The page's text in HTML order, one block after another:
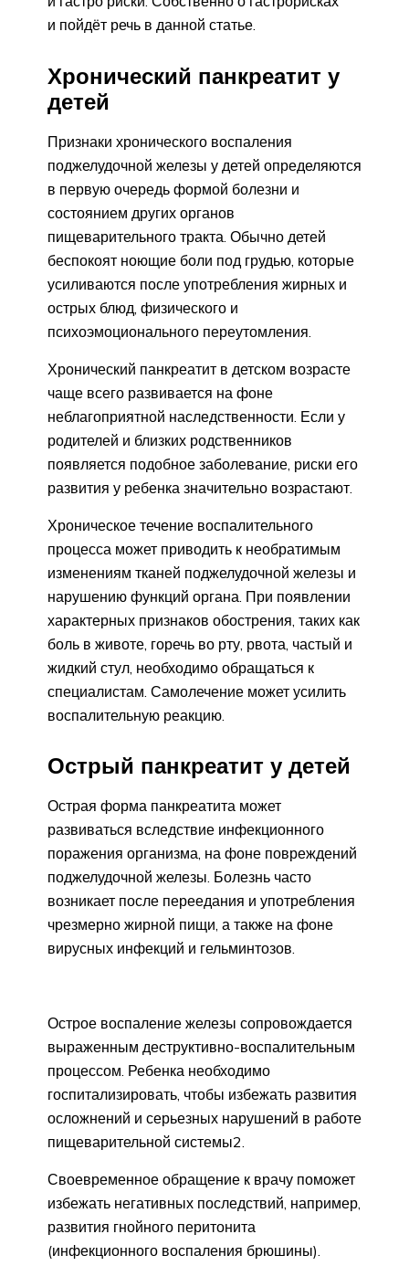
и пойдёт речь в данной статье.
Хронический панкреатит у
детей
Признаки хронического воспаления
поджелудочной железы у детей определяются
в первую очередь формой болезни и
состоянием других органов
пищеварительного тракта. Обычно детей
беспокоят ноющие боли под грудью, которые
усиливаются после употребления жирных и
острых блюд, физического и
психоэмоционального переутомления.
Хронический панкреатит в детском возрасте
чаще всего развивается на фоне
неблагоприятной наследственности. Если у
родителей и близких родственников
появляется подобное заболевание, риски его
развития у ребенка значительно возрастают.
Хроническое течение воспалительного
процесса может приводить к необратимым
изменениям тканей поджелудочной железы и
нарушению функций органа. При появлении
характерных признаков обострения, таких как
боль в животе, горечь во рту, рвота, частый и
жидкий стул, необходимо обращаться к
специалистам. Самолечение может усилить
воспалительную реакцию.
Острый панкреатит у детей
Острая форма панкреатита может
развиваться вследствие инфекционного
поражения организма, на фоне повреждений
поджелудочной железы. Болезнь часто
возникает после переедания и употребления
чрезмерно жирной пищи, а также на фоне
вирусных инфекций и гельминтозов.
Острое воспаление железы сопровождается
выраженным деструктивно-воспалительным
процессом. Ребенка необходимо
госпитализировать, чтобы избежать развития
осложнений и серьезных нарушений в работе
пищеварительной системы2.
Своевременное обращение к врачу поможет
избежать негативных последствий, например,
развития гнойного перитонита
(инфекционного воспаления брюшины).